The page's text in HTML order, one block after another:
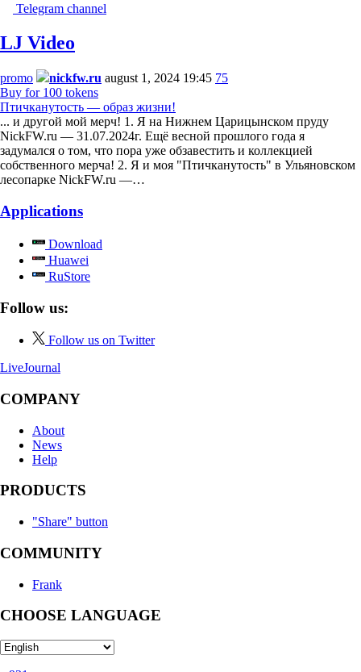
Telegram channel
LJ Video
promo nickfw.ru august 1, 2024 19:45 75
Buy for 100 tokens
Птичканутость — образ жизни!
... и другой мой мерч! 1. Я на Нижнем Царицынском пруду
NickFW.ru — 31.07.2024г. Ещё весной прошлого года я
задумался о том, что пора уже обзавестить и коллекцией
собственного мерча! 2. Я и моя "Птичканутость" в Ульяновском
лесопарке NickFW.ru —…
Applications
Download
Huawei
RuStore
Follow us:
Follow us on Twitter
LiveJournal
COMPANY
About
News
Help
PRODUCTS
"Share" button
COMMUNITY
Frank
CHOOSE LANGUAGE